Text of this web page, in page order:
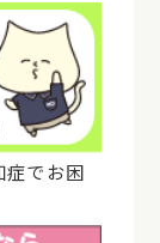
症でお困